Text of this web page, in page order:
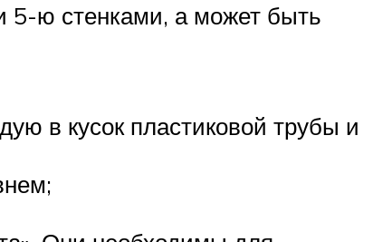
5-ю стенками, а может быть
в кусок пластиковой трубы и